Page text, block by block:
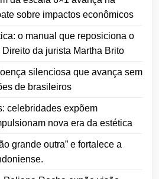
sobre impactos econômicos
o manual que reposiciona o
da jurista Martha Brito
silenciosa que avança sem
de brasileiros
celebridades expõem
nova era da estética
grande outra” e fortalece a